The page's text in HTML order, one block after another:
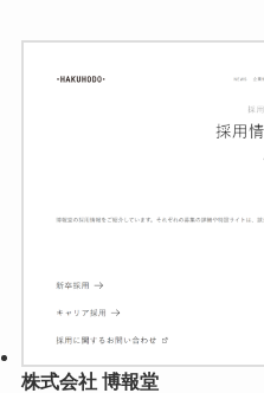
株式会社 博報堂